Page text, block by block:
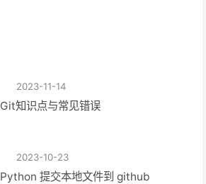
2023-11-14
Git知识点与常见错误
2023-10-23
Python 提交本地文件到 github